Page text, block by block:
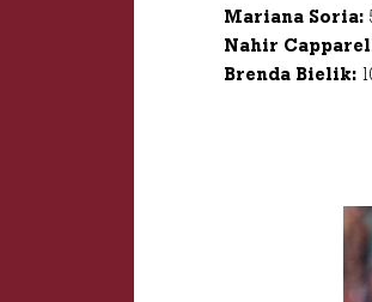
Mariana Soria:
Nahir
Brenda Bielik: